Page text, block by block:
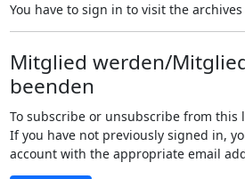
You have to sign in to visit the
Mitglied werden/
beenden
To subscribe or unsubscribe from this
If you have not previously signed in,
account with the appropriate email